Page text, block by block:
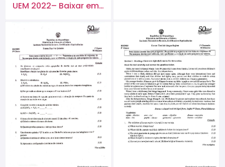
UEM 2022– Baixar em…